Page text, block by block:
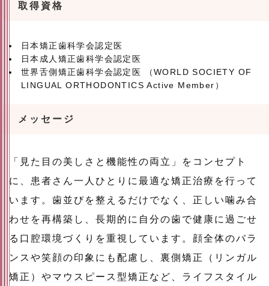
取得資格
日本矯正歯科学会認定医
日本成人矯正歯科学会認定医
世界舌側矯正歯科学会認定医 （WORLD SOCIETY OF
LINGUAL ORTHODONTICS Active Member）
メッセージ
「見た目の美しさと機能性の両立」をコンセプト
に、患者さん一人ひとりに最適な矯正治療を行って
います。歯並びを整えるだけでなく、正しい噛み合
わせを再構築し、長期的に自分の歯で健康に過ごせ
る口腔環境づくりを重視しています。顔全体のバラ
ンスや笑顔の印象にも配慮し、裏側矯正（リンガル
矯正）やマウスピース型矯正など、ライフスタイル